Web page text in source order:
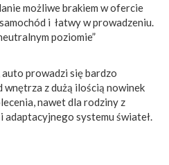
możliwe brakiem w ofercie
i łatwy w prowadzeniu.
poziomie”
prowadzi się bardzo
wnętrza z dużą ilością nowinek
nawet dla rodziny z
i adaptacyjnego systemu świateł.